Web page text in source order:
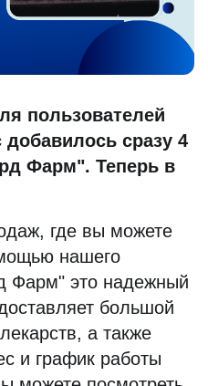
пользователей
сразу 4
Фарм". Теперь в
где вы можете
нашего
Фарм" это надежный
большой
а также
и график работы